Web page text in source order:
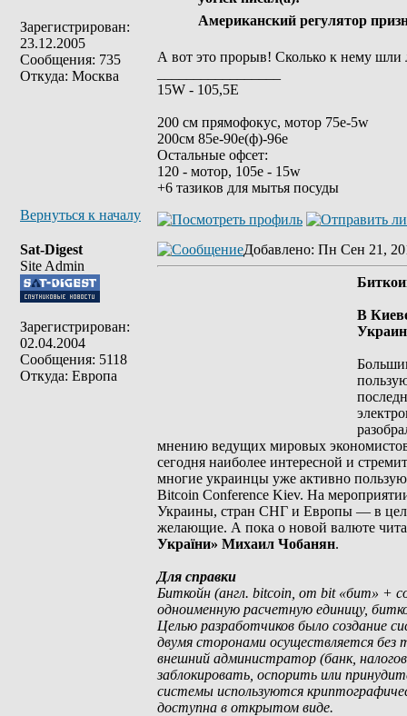
Зарегистрирован:
23.12.2005
Сообщения: 735
Откуда: Москва
Американский регулятор
А вот это прорыв! Сколько к нему шли
15W - 105,5E
200 см прямофокус, мотор 75е-5w
200см 85e-90e(ф)-96e
Остальные офсет:
120 - мотор, 105е - 15w
+6 тазиков для мытья посуды
Вернуться к началу
Sat-Digest
Site Admin
Зарегистрирован:
02.04.2004
Сообщения: 5118
Откуда: Европа
Добавлено: Пн Сен 21,
В
мнению ведущих мировых
сегодня наиболее интересной и
многие украинцы уже активно
Bitcoin Conference Kiev. На
Украины, стран СНГ и Европы — в
желающие. А пока о новой валюте
України» Михаил Чобанян.
Для справки
Биткойн (англ. bitcoin, от bit «бит» +
одноименную расчетную единицу,
Целью разработчиков было создание
двумя сторонами осуществляется без
внешний администратор (банк,
заблокировать, оспорить или
системы используются
доступна в открытом виде.